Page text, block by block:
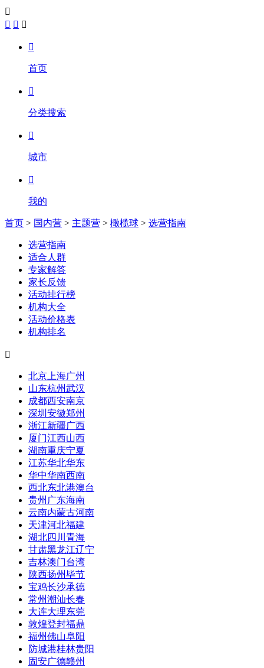

  

首页

分类搜索

城市

我的
首页 > 国内营 > 主题营 > 橄榄球 > 选营指南
选营指南
适合人群
专家解答
家长反馈
活动排行榜
机构大全
活动价格表
机构排名

北京 上海广州
山东杭州武汉
成都西安南京
深圳 安徽郑州
浙江新疆广西
厦门江西山西
湖南重庆宁夏
江苏华北华东
华中华南西南
西北东北港澳台
贵州 广东海南
云南内蒙古河南
天津河北福建
湖北四川 青海
甘肃黑龙江辽宁
吉林澳门台湾
陕西扬州毕节
宝鸡长沙承德
常州潮汕长春
大连大理东莞
敦煌登封福鼎
福州佛山阜阳
防城港桂林贵阳
固安广德赣州